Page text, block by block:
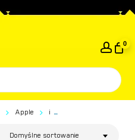
0
Apple iPhone 13 Pro Max...
Domyślne sortowanie
Filters